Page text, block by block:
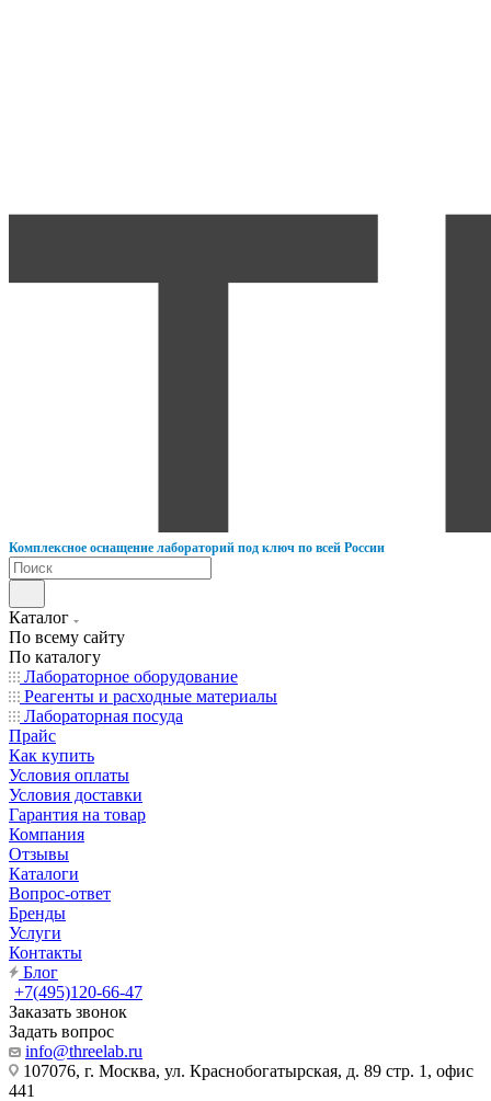
Комплексное оснащение лабораторий под ключ по всей России
Каталог
По всему сайту
По каталогу
Лабораторное оборудование
Реагенты и расходные материалы
Лабораторная посуда
Прайс
Как купить
Условия оплаты
Условия доставки
Гарантия на товар
Компания
Отзывы
Каталоги
Вопрос-ответ
Бренды
Услуги
Контакты
Блог
+7(495)120-66-47
Заказать звонок
Задать вопрос
info@threelab.ru
107076, г. Москва, ул. Краснобогатырская, д. 89 стр. 1, офис
441